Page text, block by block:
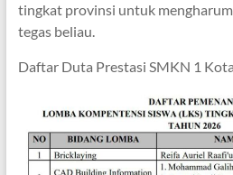
tingkat provinsi untuk
tegas beliau.
​Daftar Duta Prestasi SMKN 1